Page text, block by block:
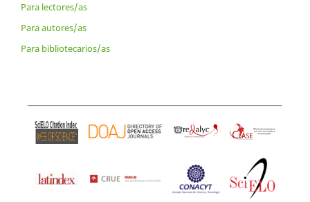
Para lectores/as
Para autores/as
Para bibliotecarios/as